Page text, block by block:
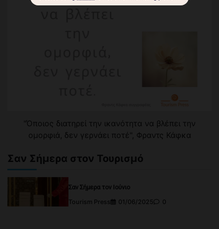
"Όποιος διατηρεί την ικανότητα να βλέπει την
ομορφιά, δεν γερνάει ποτέ", Φραντς Κάφκα
Σαν Σήμερα στον Τουρισμό
Σαν Σήμερα τον Ιούνιο
Tourism Press
01/06/2025 0